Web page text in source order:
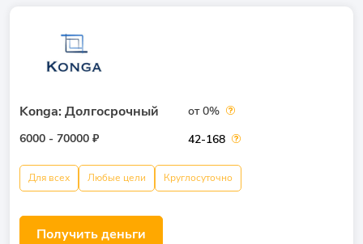
Konga: Долгосрочный
6000 - 70000 ₽
от 0%
42-168
Для всех Любые цели Круглосуточно
Получить деньги